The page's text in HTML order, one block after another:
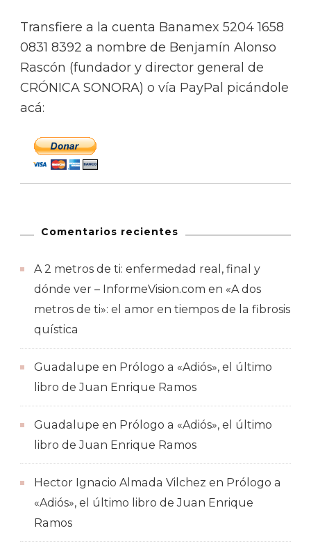
Transfiere a la cuenta Banamex 5204 1658
0831 8392 a nombre de Benjamín Alonso
Rascón (fundador y director general de
CRÓNICA SONORA) o vía PayPal picándole
acá:
Comentarios recientes
A 2 metros de ti: enfermedad real, final y
dónde ver – InformeVision.com en «A dos
metros de ti»: el amor en tiempos de la fibrosis
quística
Guadalupe en Prólogo a «Adiós», el último
libro de Juan Enrique Ramos
Guadalupe en Prólogo a «Adiós», el último
libro de Juan Enrique Ramos
Hector Ignacio Almada Vilchez en Prólogo a
«Adiós», el último libro de Juan Enrique
Ramos